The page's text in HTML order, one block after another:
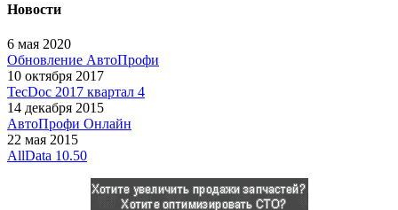
Новости
6 мая 2020
Обновление АвтоПрофи
10 октября 2017
TecDoc 2017 квартал 4
14 декабря 2015
АвтоПрофи Онлайн
22 мая 2015
AllData 10.50